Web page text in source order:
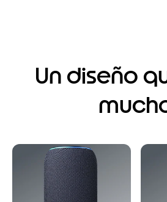
Un diseño